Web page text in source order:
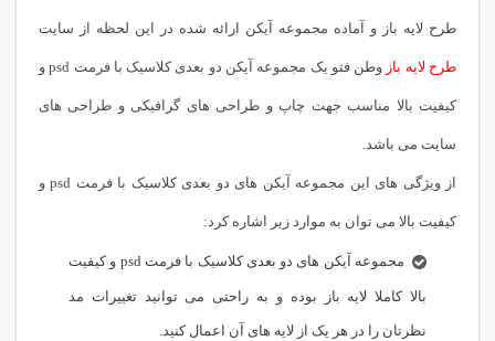
طرح لایه باز و آماده مجموعه آیکن ارائه شده در این لحظه از سایت
طرح لایه باز وطن فتو یک مجموعه آیکن دو بعدی کلاسیک با فرمت psd و
کیفیت بالا مناسب جهت چاپ و طراحی های گرافیکی و طراحی های
سایت می باشد.
از ویژگی های این مجموعه آیکن های دو بعدی کلاسیک با فرمت psd و
کیفیت بالا می توان به موارد زیر اشاره کرد:
مجموعه آیکن های دو بعدی کلاسیک با فرمت psd و کیفیت
بالا کاملا لایه باز بوده و به راحتی می توانید تغییرات مد
نظرتان را در هر یک از لایه های آن اعمال کنید.